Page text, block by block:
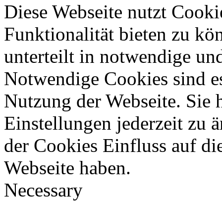
Diese Webseite nutzt
Funktionalität bieten zu
unterteilt in notwendige
Notwendige Cookies sind
Nutzung der Webseite.
Einstellungen jederzeit zu
der Cookies Einfluss auf
Webseite haben.
Necessary